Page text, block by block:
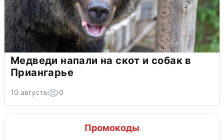
Медведи напали на скот и собак в
Приангарье
10 августа 0
Промокоды